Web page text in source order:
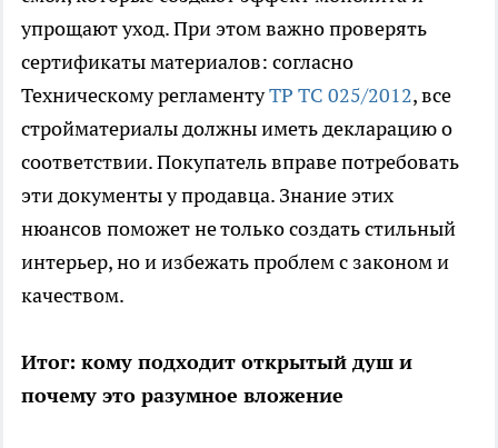
упрощают уход. При этом важно проверять
сертификаты материалов: согласно
Техническому регламентуТР ТС 025/2012, все
стройматериалы должны иметь декларацию о
соответствии. Покупатель вправе потребовать
эти документы у продавца. Знание этих
нюансов поможет не только создать стильный
интерьер, но и избежать проблем с законом и
качеством.
Итог: кому подходит открытый душ и
почему это разумное вложение